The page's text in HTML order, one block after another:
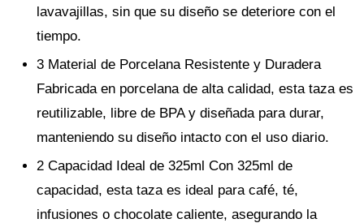
lavavajillas, sin que su diseño se deteriore con el
tiempo.
3 Material de Porcelana Resistente y Duradera
Fabricada en porcelana de alta calidad, esta taza es
reutilizable, libre de BPA y diseñada para durar,
manteniendo su diseño intacto con el uso diario.
2 Capacidad Ideal de 325ml Con 325ml de
capacidad, esta taza es ideal para café, té,
infusiones o chocolate caliente, asegurando la